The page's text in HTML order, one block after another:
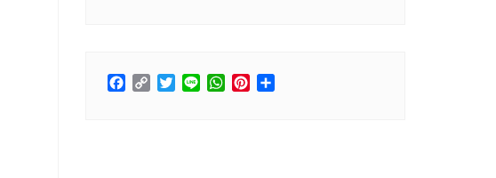
Facebook
CopyTwitter
LineWhatsApp
Pinterest